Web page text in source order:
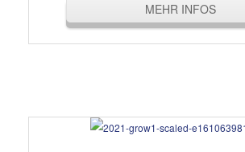
MEHR INFOS